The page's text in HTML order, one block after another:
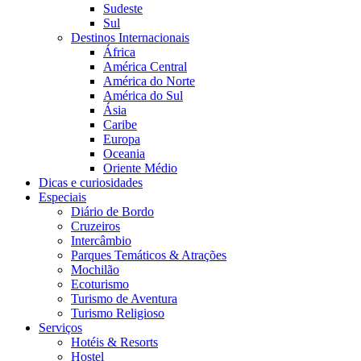
Sudeste
Sul
Destinos Internacionais
África
América Central
América do Norte
América do Sul
Ásia
Caribe
Europa
Oceania
Oriente Médio
Dicas e curiosidades
Especiais
Diário de Bordo
Cruzeiros
Intercâmbio
Parques Temáticos & Atrações
Mochilão
Ecoturismo
Turismo de Aventura
Turismo Religioso
Serviços
Hotéis & Resorts
Hostel